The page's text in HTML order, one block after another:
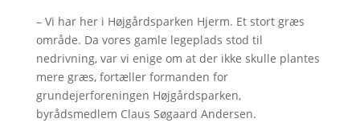
– Vi har her i Højgårdsparken Hjerm. Et stort græs
område. Da vores gamle legeplads stod til
nedrivning, var vi enige om at der ikke skulle plantes
mere græs, fortæller formanden for
grundejerforeningen Højgårdsparken,
byrådsmedlem Claus Søgaard Andersen.